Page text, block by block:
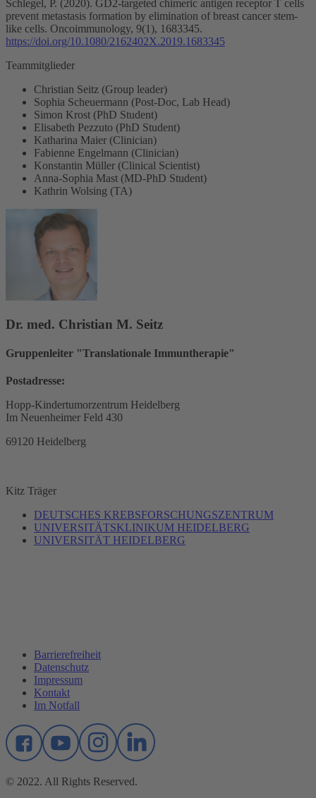
Schlegel, P. (2020). GD2-targeted chimeric antigen receptor T cells
prevent metastasis formation by elimination of breast cancer stem-
like cells. Oncoimmunology, 9(1), 1683345.
https://doi.org/10.1080/2162402X.2019.1683345
Teammitglieder
Christian Seitz (Group leader)
Sophia Scheuermann (Post-Doc, Lab Head)
Simon Krost (PhD Student)
Elisabeth Pezzuto (PhD Student)
Katharina Maier (Clinician)
Fabienne Engelmann (Clinician)
Konstantin Müller (Clinical Scientist)
Anna-Sophia Mast (MD-PhD Student)
Kathrin Wolsing (TA)
Dr. med. Christian M. Seitz
Gruppenleiter "Translationale Immuntherapie"
Postadresse:
Hopp-Kindertumorzentrum Heidelberg
Im Neuenheimer Feld 430
69120 Heidelberg
Kitz Träger
DEUTSCHES KREBSFORSCHUNGSZENTRUM
UNIVERSITÄTSKLINIKUM HEIDELBERG
UNIVERSITÄT HEIDELBERG
Barrierefreiheit
Datenschutz
Impressum
Kontakt
Im Notfall
© 2022. All Rights Reserved.